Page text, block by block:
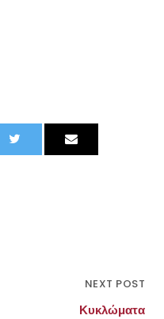
NEXT POST
Κυκλώματα